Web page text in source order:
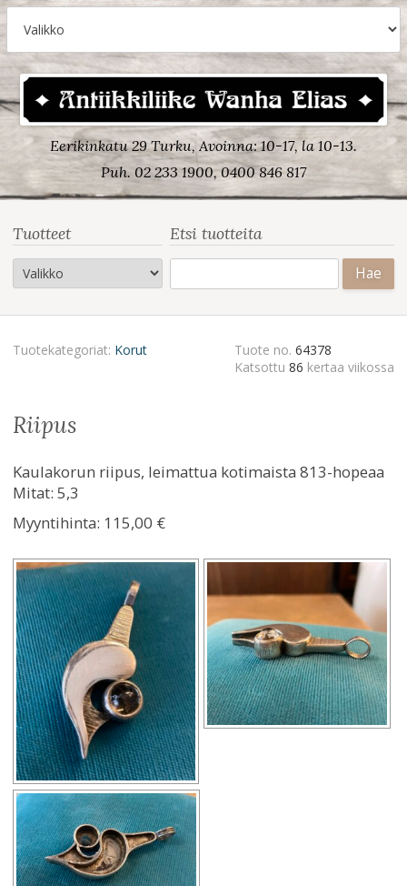
Eerikinkatu 29 Turku, Avoinna: 10-17, la 10-13.
Puh. 02 233 1900, 0400 846 817
Tuotteet Etsi tuotteita
Tuotekategoriat: Korut Tuote no. 64378
Katsottu 86 kertaa viikossa
riipus
Kaulakorun riipus, leimattua kotimaista 813-hopeaa
Mitat: 5,3
Myyntihinta: 115,00 €